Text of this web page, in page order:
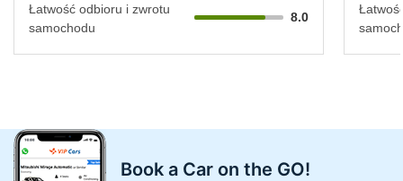
Łatwość odbioru i zwrotu
samochodu
8.0
Book a Car on the GO!